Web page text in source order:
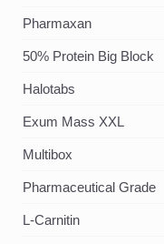
Pharmaxan
50% Protein Big Block
Halotabs
Exum Mass XXL
Multibox
Pharmaceutical Grade
L-Carnitin